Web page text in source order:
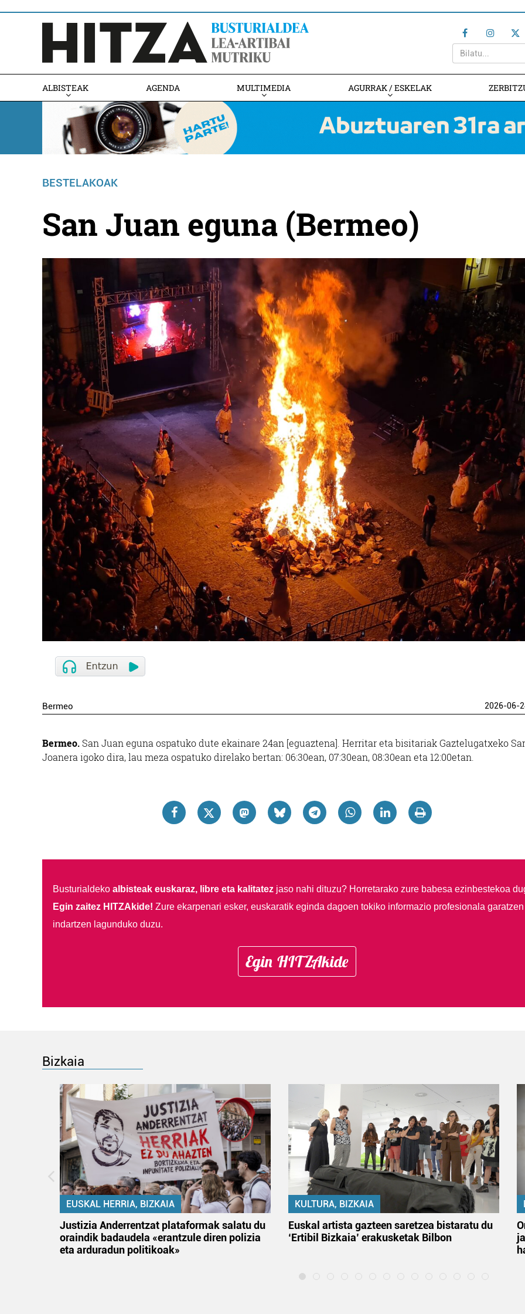
ALBISTEAK AGENDA MULTIMEDIA AGURRAK / ESKELAK
BESTELAKOAK
San Juan eguna (Bermeo)
Bermeo 2026-06-
Bermeo.San Juan eguna ospatuko dute ekainare 24an [eguaztena]. Herritar eta bisitariak Gaztelugatxeko
Joanera igoko dira, lau meza ospatuko direlako bertan: 06:30ean, 07:30ean, 08:30ean eta 12:00etan.
Busturialdeko albisteak euskaraz, libre eta kalitatezjaso nahi dituzu? Horretarako zure babesa ezinbestekoa
Egin zaitez HITZAkide! Zure ekarpenari esker, euskaratik eginda dagoen tokiko informazio profesionala garatzen
indartzen lagunduko duzu.
Egin HITZAkide
Bizkaia
EUSKAL HERRIA, BIZKAIA
Justizia Anderrentzat plataformak salatu du
oraindik badaudela «erantzule diren polizia
eta arduradun politikoak»
KULTURA, BIZKAIA
Euskal artista gazteen saretzea bistaratu du
‘Ertibil Bizkaia’ erakusketak Bilbon